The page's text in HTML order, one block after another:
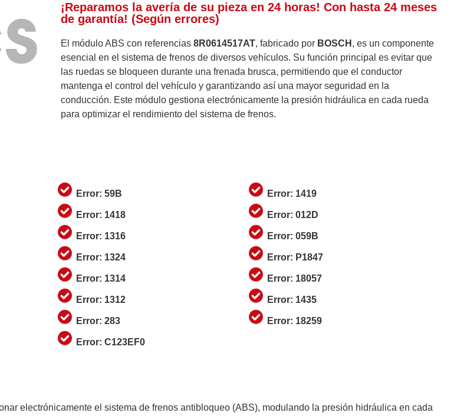
¡Reparamos la avería de su pieza en 24 horas! Con hasta 24 meses
de garantía! (Según errores)
El módulo ABS con referencias 8R0614517AT, fabricado por BOSCH , es un componente
esencial en el sistema de frenos de diversos vehículos. Su función principal es evitar que
las ruedas se bloqueen durante una frenada brusca, permitiendo que el conductor
mantenga el control del vehículo y garantizando así una mayor seguridad en la
conducción. Este módulo gestiona electrónicamente la presión hidráulica en cada rueda
para optimizar el rendimiento del sistema de frenos.
Error: 59B
Error: 1418
Error: 1316
Error: 1324
Error: 1314
Error: 1312
Error: 283
Error: C123EF0
Error: 1419
Error: 012D
Error: 059B
Error: P1847
Error: 18057
Error: 1435
Error: 18259
electrónicamente el sistema de frenos antibloqueo (ABS), modulando la presión hidráulica en cada